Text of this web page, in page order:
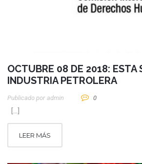
OCTUBRE 08 DE 2018: ESTA
INDUSTRIA PETROLERA
Publicado por Admin 0
[…]
LEER MÁS